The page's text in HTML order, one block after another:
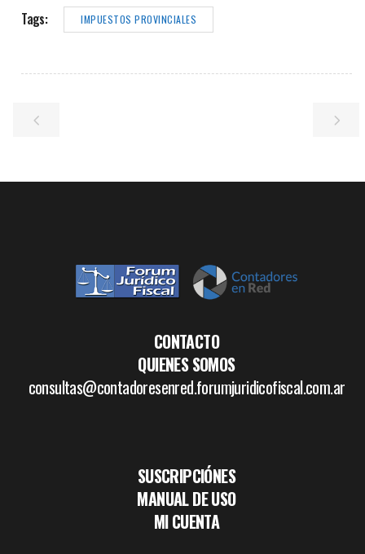
Tags: IMPUESTOS PROVINCIALES
CONTACTO
QUIENES SOMOS
consultas@contadoresenred.forumjuridicofiscal.com.ar
SUSCRIPCIÓNES
MANUAL DE USO
MI CUENTA